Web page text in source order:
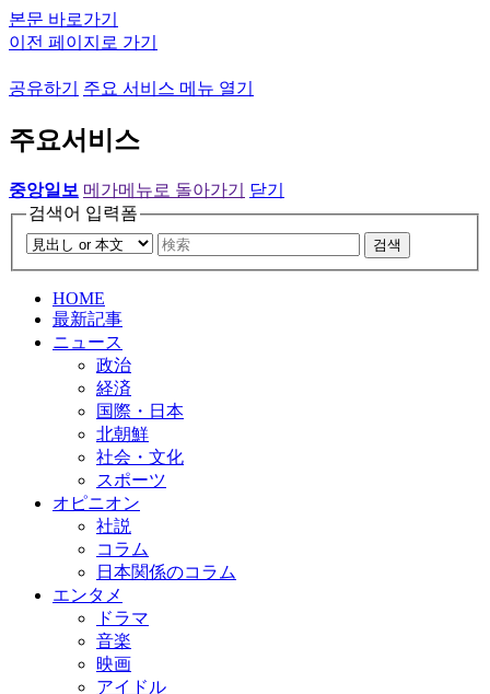
본문 바로가기
이전 페이지로 가기
공유하기 주요 서비스 메뉴 열기
주요서비스
중앙일보 메가메뉴로 돌아가기
닫기
검색어 입력폼
검색
HOME
最新記事
ニュース
政治
経済
国際・日本
北朝鮮
社会・文化
スポーツ
オピニオン
社説
コラム
日本関係のコラム
エンタメ
ドラマ
音楽
映画
アイドル